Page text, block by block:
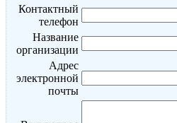
Контактный
телефон
Название
организации
Адрес
электронной
почты